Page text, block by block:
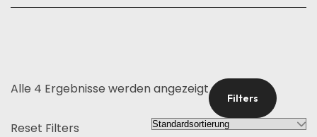
Alle 4 Ergebnisse werden angezeigt
Filters
Reset Filters